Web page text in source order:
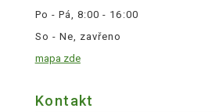
Po - Pá, 8:00 - 16:00
So - Ne, zavřeno
mapa zde
Kontakt